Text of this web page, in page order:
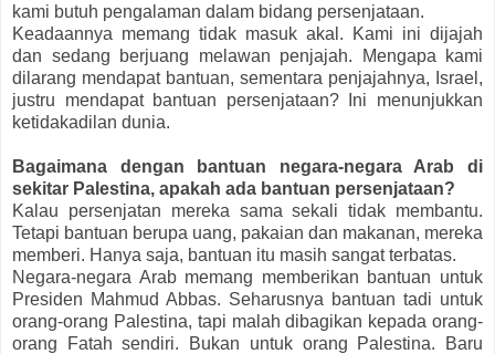
kami butuh pengalaman dalam bidang persenjataan.
Keadaannya memang tidak masuk akal. Kami ini dijajah
dan sedang berjuang melawan penjajah. Mengapa kami
dilarang mendapat bantuan, sementara penjajahnya, Israel,
justru mendapat bantuan persenjataan? Ini menunjukkan
ketidakadilan dunia.
Bagaimana dengan bantuan negara-negara Arab di
sekitar Palestina, apakah ada bantuan persenjataan?
Kalau persenjatan mereka sama sekali tidak membantu.
Tetapi bantuan berupa uang, pakaian dan makanan, mereka
memberi. Hanya saja, bantuan itu masih sangat terbatas.
Negara-negara Arab memang memberikan bantuan untuk
Presiden Mahmud Abbas. Seharusnya bantuan tadi untuk
orang-orang Palestina, tapi malah dibagikan kepada orang-
orang Fatah sendiri. Bukan untuk orang Palestina. Baru